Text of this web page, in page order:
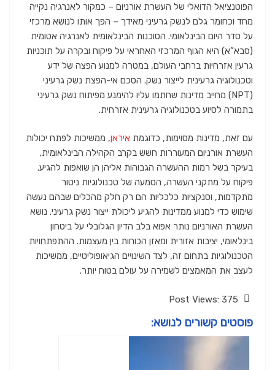
הפוטנציאל הדואלי של העשרת אורניום – כמקור לאנרגיה נקייה
מחד וכחומר גלם לנשק גרעיני מאידך – הפך אותו לנושא מרכזי
על סדר היום הבינלאומי. הסוכנות הבינלאומית לאנרגיה אטומית
(סבא”א) היא הגוף המרכזי האחראי על פיקוח ובקרה על תוכניות
גרעין אזרחיות ברחבי העולם, במטרה למנוע הפצה של ידע
וטכנולוגיה גרעינית לייצור נשק. הסכם אי-הפצת נשק גרעיני
(NPT) מחייב מדינות שחתמו עליו להימנע מפיתוח נשק גרעיני
בתמורה לסיוע בטכנולוגיה גרעינית אזרחית.
עם זאת, מדינות מסוימות, כדוגמת איראן, ממשיכות לפתח יכולות
העשרת אורניום המעוררות חשש בקרב הקהילה הבינלאומית,
בעיקר בשל רמות ההעשרה הגבוהות אליהן הן שואפות להגיע.
פיקוח על מתקני העשרה, הטמעה של טכנולוגיות ניטור
מתקדמות, וסנקציות כלכליות הם רק חלק מהכלים שבהם נעשה
שימוש כדי למנוע ממדינות להגיע ליכולת ייצור נשק גרעיני. נושא
העשרת האורניום נותר אפוא בלב הדיון הגלובלי על ביטחון
בינלאומי, יציבות אזורית ומאזן הכוחות בין מעצמות. ההתפתחויות
הטכנולוגיות בתחום זה, לצד השינויים הגיאופוליטיים, ממשיכות
לעצב את המאמצים לשמירה על עולם בטוח יותר.
Post Views: 375
פוסטים קשורים לנושא: